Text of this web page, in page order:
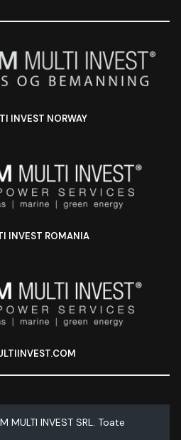
INVEST NORWAY
INVEST ROMANIA
MULTI INVEST SRL. Toate